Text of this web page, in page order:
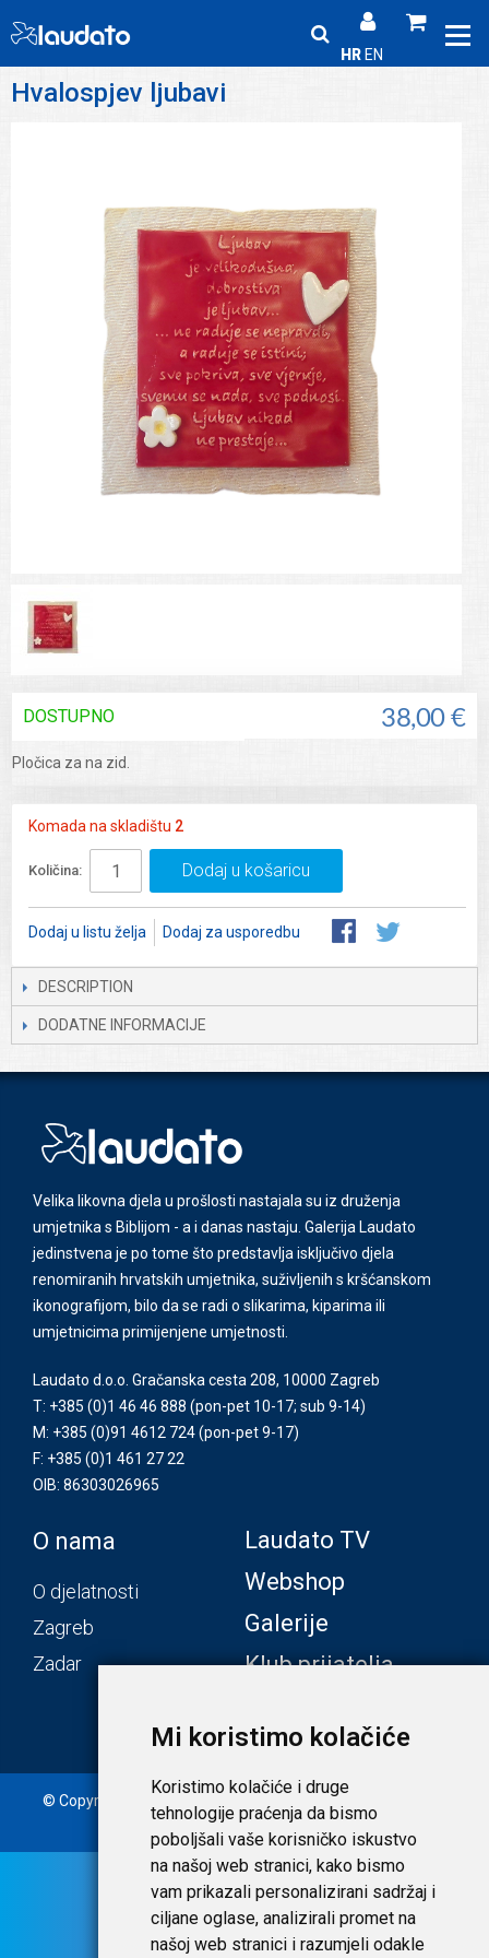
Mi koristimo kolačiće
Koristimo kolačiće i druge
tehnologije praćenja da bismo
poboljšali vaše korisničko iskustvo
na našoj web stranici, kako bismo
vam prikazali personalizirani sadržaj i
ciljane oglase, analizirali promet na
našoj web stranici i razumjeli odakle
HR EN
Hvalospjev ljubavi
38,00 €
DOSTUPNO
Pločica za na zid.
Komada na skladištu 2
Količina: Dodaj u košaricu
Dodaj u listu želja Dodaj za usporedbu
DESCRIPTION
DODATNE INFORMACIJE
Velika likovna djela u prošlosti nastajala su iz druženja
umjetnika s Biblijom - a i danas nastaju. Galerija Laudato
jedinstvena je po tome što predstavlja isključivo djela
renomiranih hrvatskih umjetnika, suživljenih s kršćanskom
ikonografijom, bilo da se radi o slikarima, kiparima ili
umjetnicima primijenjene umjetnosti.
Laudato d.o.o. Gračanska cesta 208, 10000 Zagreb
T: +385 (0)1 46 46 888 (pon-pet 10-17; sub 9-14)
M: +385 (0)91 4612 724(pon-pet 9-17)
F: +385 (0)1 461 27 22
OIB: 86303026965
O nama
O djelatnosti
Zagreb
Zadar
Laudato TV
Webshop
Galerije
Klub prijatelja
© Copyright 2020. Laudato d.o.o. | Tečaj konverzije: 1 EUR =
7,53450 HRK | Uvjeti i privatnost